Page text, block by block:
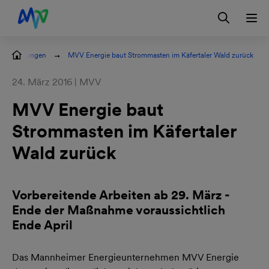
Zur Hauptnavigation springen
Zum Hauptinhalt springen
Zur Footernavigation springen
Kontakt EN Login
MVV Energie baut Strommasten im Käfertaler Wald zurück
24. März 2016 | MVV
MVV Energie baut
Strommasten im Käfertaler
Wald zurück
Vorbereitende Arbeiten ab 29. März -
Ende der Maßnahme voraussichtlich
Ende April
Das Mannheimer Energieunternehmen MVV Energie